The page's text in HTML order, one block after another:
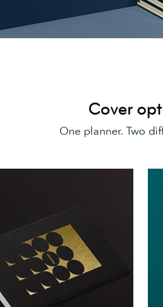
Cover
One planner. Two